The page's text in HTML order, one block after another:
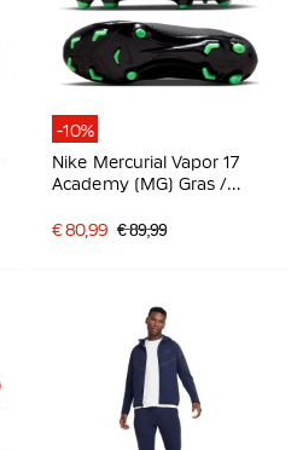
-10%
Nike Mercurial Vapor 17
Academy (MG) Gras /
Voetbalschoenen Zwart
€ 80,99 € 89,99